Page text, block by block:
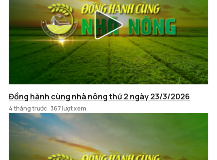
Đồng hành cùng nhà nông thứ 2 ngày 23/3/2026
4 tháng trước 367 lượt xem